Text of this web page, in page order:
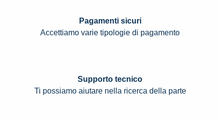
Pagamenti sicuri
Accettiamo varie tipologie di pagamento
Supporto tecnico
Ti possiamo aiutare nella ricerca della parte